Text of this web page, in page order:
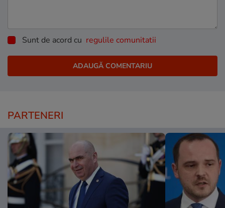
Sunt de acord cu regulile comunitatii
PARTENERI